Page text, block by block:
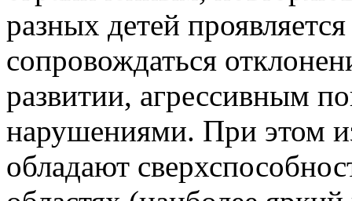
разных детей
сопровождаться
развитии, агрессивным
нарушениями. При этом
обладают